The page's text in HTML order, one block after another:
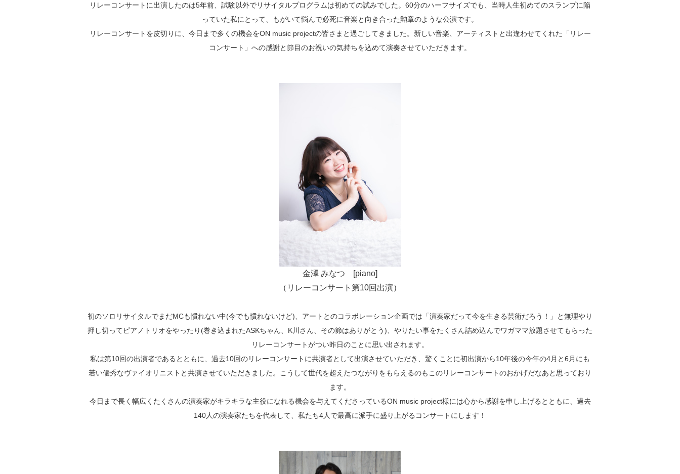
リレーコンサートに出演したのは5年前、試験以外でリサイタルプログラムは初めての試みでした。60分のハーフサイズでも、当時人生初めてのスランプに陥
っていた私にとって、もがいて悩んで必死に音楽と向き合った勲章のような公演です。
リレーコンサートを皮切りに、今日まで多くの機会をON music projectの皆さまと過ごしてきました。新しい音楽、アーティストと出逢わせてくれた「リレー
コンサート」への感謝と節目のお祝いの気持ちを込めて演奏させていただきます。
金澤 みなつ [piano]
（リレーコンサート第10回出演）
初のソロリサイタルでまだMCも慣れない中(今でも慣れないけど)、アートとのコラボレーション企画では「演奏家だって今を生きる芸術だろう！」と無理やり
押し切ってピアノトリオをやったり(巻き込まれたASKちゃん、K川さん、その節はありがとう)、やりたい事をたくさん詰め込んでワガママ放題させてもらった
リレーコンサートがつい昨日のことに思い出されます。
私は第10回の出演者であるとともに、過去10回のリレーコンサートに共演者として出演させていただき、驚くことに初出演から10年後の今年の4月と6月にも
若い優秀なヴァイオリニストと共演させていただきました。こうして世代を超えたつながりをもらえるのもこのリレーコンサートのおかげだなあと思っており
ます。
今日まで長く幅広くたくさんの演奏家がキラキラな主役になれる機会を与えてくださっているON music project様には心から感謝を申し上げるとともに、過去
140人の演奏家たちを代表して、私たち4人で最高に派手に盛り上がるコンサートにします！